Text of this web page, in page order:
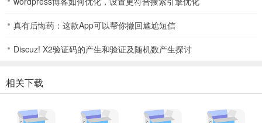
真有后悔药：这款App可以帮你撤回尴尬短信
Discuz! X2验证码的产生和验证及随机数产生探讨
相关下载